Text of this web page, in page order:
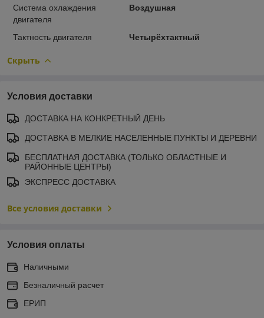
Система охлаждения
двигателя
Воздушная
Тактность двигателя Четырёхтактный
Скрыть
Условия доставки
ДОСТАВКА НА КОНКРЕТНЫЙ ДЕНЬ
ДОСТАВКА В МЕЛКИЕ НАСЕЛЕННЫЕ ПУНКТЫ И ДЕРЕВНИ
БЕСПЛАТНАЯ ДОСТАВКА (ТОЛЬКО ОБЛАСТНЫЕ И
РАЙОННЫЕ ЦЕНТРЫ)
ЭКСПРЕСС ДОСТАВКА
Все условия доставки
Условия оплаты
Наличными
Безналичный расчет
ЕРИП